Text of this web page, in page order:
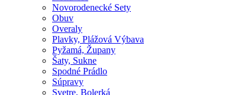
Novorodenecké Sety
Obuv
Overaly
Plavky, Plážová Výbava
Pyžamá, Župany
Šaty, Sukne
Spodné Prádlo
Súpravy
Svetre, Bolerká